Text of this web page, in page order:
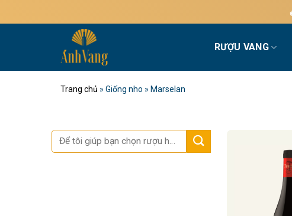
qua
RƯỢU VANG
Trang chủ » Giống nho » Marselan
Tìm
kiếm: